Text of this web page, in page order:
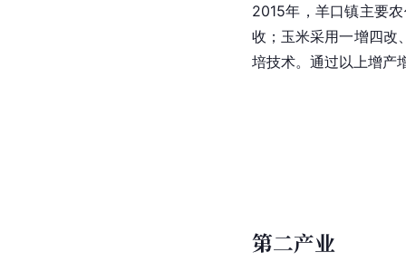
2015年，羊口镇主要
收；玉米采用一增四改
培技术。通过以上增产
第二产业